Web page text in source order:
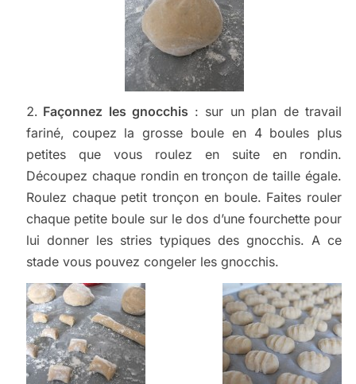
Façonnez les gnocchis : sur un plan de travail
fariné, coupez la grosse boule en 4 boules plus
petites que vous roulez en suite en rondin.
Découpez chaque rondin en tronçon de taille égale.
Roulez chaque petit tronçon en boule. Faites rouler
chaque petite boule sur le dos d’une fourchette pour
lui donner les stries typiques des gnocchis. A ce
stade vous pouvez congeler les gnocchis.